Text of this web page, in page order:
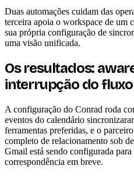
Duas automações cuidam das
terceira apoia o workspace de um
sua própria configuração de
uma visão unificada.
Os resultados:
interrupção do
A configuração do Conrad roda
eventos do calendário
ferramentas preferidas, e o
completo de relacionamento sob
Gmail está sendo configurada
correspondência em breve.